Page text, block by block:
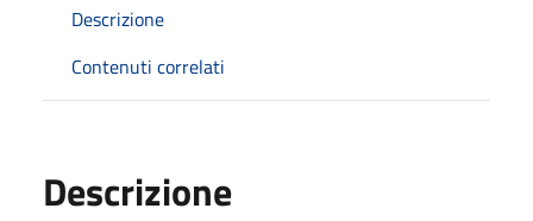
Descrizione
Contenuti correlati
Descrizione